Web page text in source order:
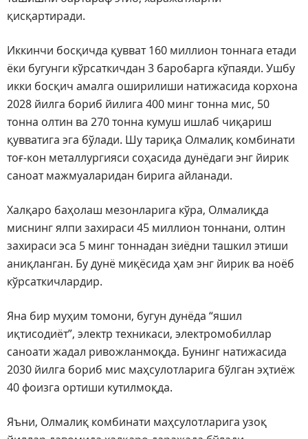
қисқартиради.
Иккинчи босқичда қувват 160 миллион тоннага етади
ёки бугунги кўрсаткичдан 3 баробарга кўпаяди. Ушбу
икки босқич амалга оширилиши натижасида корхона
2028 йилга бориб йилига 400 минг тонна мис, 50
тонна олтин ва 270 тонна кумуш ишлаб чиқариш
қувватига эга бўлади. Шу тариқа Олмалиқ комбинати
тоғ-кон металлургияси соҳасида дунёдаги энг йирик
саноат мажмуаларидан бирига айланади.
Халқаро баҳолаш мезонларига кўра, Олмалиқда
миснинг ялпи захираси 45 миллион тоннани, олтин
захираси эса 5 минг тоннадан зиёдни ташкил этиши
аниқланган. Бу дунё миқёсида ҳам энг йирик ва ноёб
кўрсаткичлардир.
Яна бир муҳим томони, бугун дунёда “яшил
иқтисодиёт”, электр техникаси, электромобиллар
саноати жадал ривожланмоқда. Бунинг натижасида
2030 йилга бориб мис маҳсулотларига бўлган эҳтиёж
40 фоизга ортиши кутилмоқда.
Яъни, Олмалиқ комбинати маҳсулотларига узоқ